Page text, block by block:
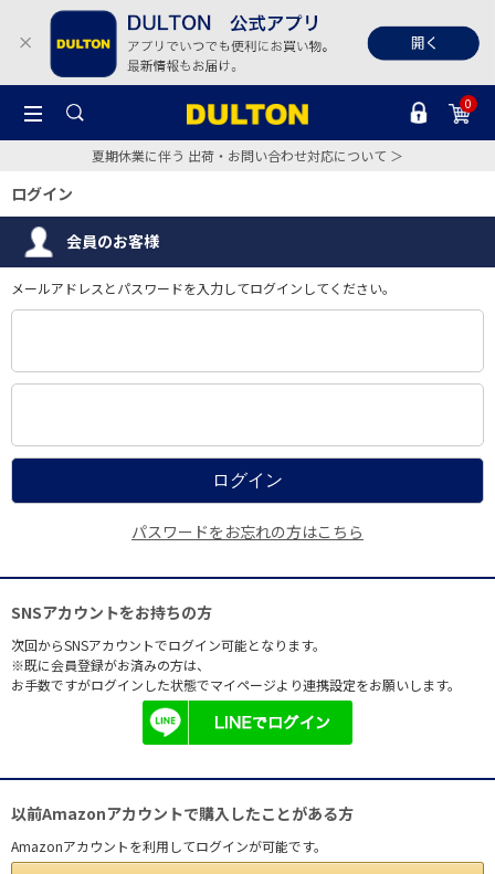
0
夏期休業に伴う 出荷・お問い合わせ対応について ＞
ログイン
会員のお客様
メールアドレスとパスワードを入力してログインしてください。
パスワードをお忘れの方はこちら
SNSアカウントをお持ちの方
次回からSNSアカウントでログイン可能となります。
※既に会員登録がお済みの方は、
お手数ですがログインした状態でマイページより連携設定をお願いします。
以前Amazonアカウントで購入したことがある方
Amazonアカウントを利用してログインが可能です。